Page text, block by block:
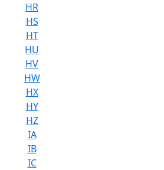
HR
HS
HT
HU
HV
HW
HX
HY
HZ
IA
IB
IC